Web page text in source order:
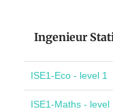
Ingenieur
ISE1-Eco - level 1
ISE1-Maths - level